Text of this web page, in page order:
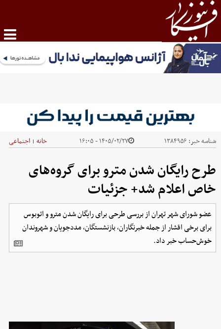
شناسه خبر: ۱۳۸۴۹۵۶ ۱۴۰۵/۰۲/۲۷ - ۱۶:۰۵ خانه | اجتماعی
طرح رایگان شدن مترو برای گروه‌های
خاص اعلام شد+ جزئیات
عضو شورای شهر تهران از بررسی طرحی برای رایگان شدن مترو و اتوبوس
برای برخی اقشار از جمله خبرنگاران، بازنشستگان، مددجویان و شهروندان
خوش‌حساب خبر داد.